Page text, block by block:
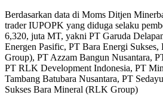
Berdasarkan data di Moms Ditjen
trader IUPOPK yang diduga selaku
6,320, juta MT, yakni PT Garuda
Energen Pasific, PT Bara Energi
Group), PT Azzam Bangun Nusantara,
PT RLK Development Indonesia, PT
Tambang Batubara Nusantara, PT
Sukses Bara Mineral (RLK Group)